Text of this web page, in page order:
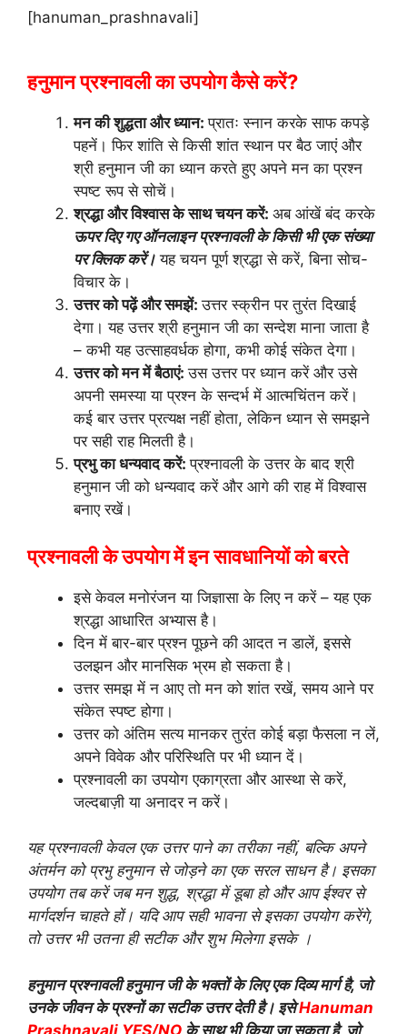
[hanuman_prashnavali]
हनुमान प्रश्नावली का उपयोग कैसे करें?
मन की शुद्धता और ध्यान:प्रातः स्नान करके साफ कपड़े
पहनें। फिर शांति से किसी शांत स्थान पर बैठ जाएं और
श्री हनुमान जी का ध्यान करते हुए अपने मन का प्रश्न
स्पष्ट रूप से सोचें।
श्रद्धा और विश्वास के साथ चयन करें: अब आंखें बंद करके
ऊपर दिए गए ऑनलाइन प्रश्नावली के किसी भी एक संख्या
पर क्लिक करें। यह चयन पूर्ण श्रद्धा से करें, बिना सोच-
विचार के।
उत्तर को पढ़ें और समझें:उत्तर स्क्रीन पर तुरंत दिखाई
देगा। यह उत्तर श्री हनुमान जी का सन्देश माना जाता है
– कभी यह उत्साहवर्धक होगा, कभी कोई संकेत देगा।
उत्तर को मन में बैठाएं:उस उत्तर पर ध्यान करें और उसे
अपनी समस्या या प्रश्न के सन्दर्भ में आत्मचिंतन करें।
कई बार उत्तर प्रत्यक्ष नहीं होता, लेकिन ध्यान से समझने
पर सही राह मिलती है।
प्रभु का धन्यवाद करें:प्रश्नावली के उत्तर के बाद श्री
हनुमान जी को धन्यवाद करें और आगे की राह में विश्वास
बनाए रखें।
प्रश्नावली के उपयोग में इन सावधानियों को बरते
इसे केवल मनोरंजन या जिज्ञासा के लिए न करें – यह एक
श्रद्धा आधारित अभ्यास है।
दिन में बार-बार प्रश्न पूछने की आदत न डालें, इससे
उलझन और मानसिक भ्रम हो सकता है।
उत्तर समझ में न आए तो मन को शांत रखें, समय आने पर
संकेत स्पष्ट होगा।
उत्तर को अंतिम सत्य मानकर तुरंत कोई बड़ा फैसला न लें,
अपने विवेक और परिस्थिति पर भी ध्यान दें।
प्रश्नावली का उपयोग एकाग्रता और आस्था से करें,
जल्दबाज़ी या अनादर न करें।
यह प्रश्नावली केवल एक उत्तर पाने का तरीका नहीं, बल्कि अपने
अंतर्मन को प्रभु हनुमान से जोड़ने का एक सरल साधन है। इसका
उपयोग तब करें जब मन शुद्ध, श्रद्धा में डूबा हो और आप ईश्वर से
मार्गदर्शन चाहते हों। यदि आप सही भावना से इसका उपयोग करेंगे,
तो उत्तर भी उतना ही सटीक और शुभ मिलेगा इसके ।
हनुमान प्रश्नावली हनुमान जी के भक्तों के लिए एक दिव्य मार्ग है, जो
उनके जीवन के प्रश्नों का सटीक उत्तर देती है। इसेHanuman
Prashnavali YES/NO के साथ भी किया जा सकता है, जो